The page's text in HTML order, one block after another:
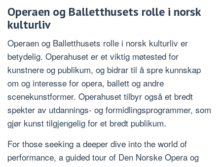
Operaen og Balletthusets rolle i norsk
kulturliv
Operaen og Balletthusets rolle i norsk kulturliv er
betydelig. Operahuset er et viktig møtested for
kunstnere og publikum, og bidrar til å spre kunnskap
om og interesse for opera, ballett og andre
scenekunstformer. Operahuset tilbyr også et bredt
spekter av utdannings- og formidlingsprogrammer, som
gjør kunst tilgjengelig for et bredt publikum.
For those seeking a deeper dive into the world of
performance, a guided tour of Den Norske Opera og